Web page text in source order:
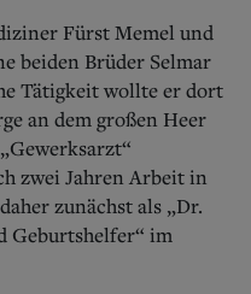
Fürst Memel und
beiden Brüder Selmar
Tätigkeit wollte er dort
an dem großen Heer
zwei Jahren Arbeit in
zunächst als „Dr.
Geburtshelfer“ im